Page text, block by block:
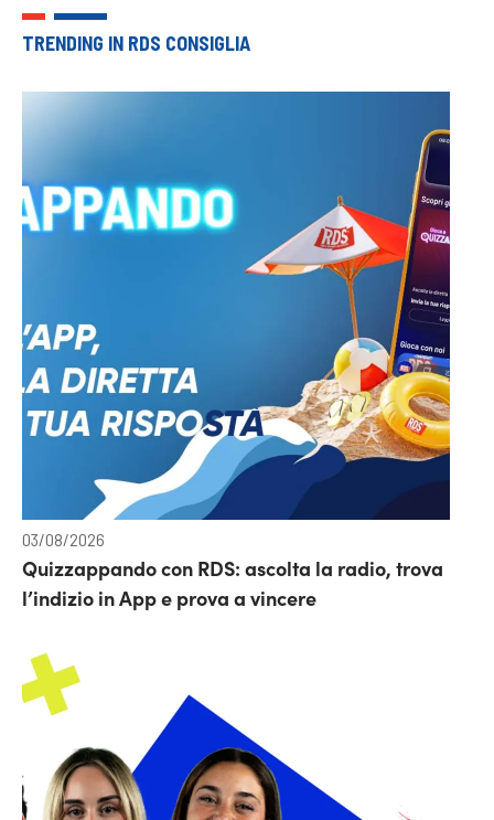
TRENDING IN RDS CONSIGLIA
03/08/2026
Quizzappando con RDS: ascolta la radio, trova
l’indizio in App e prova a vincere